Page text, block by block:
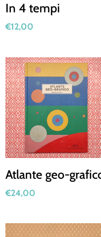
In 4 tempi
€12,00
Atlante geo-
€24,00